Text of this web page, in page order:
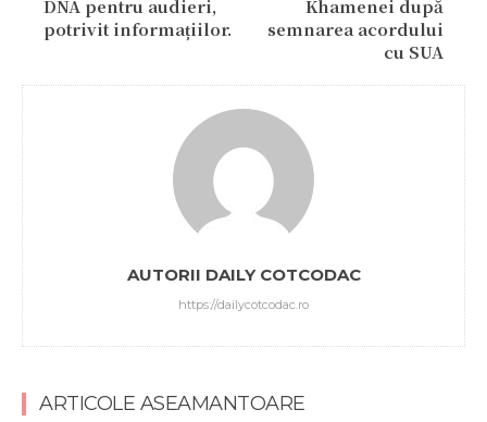
DNA pentru audieri,
potrivit informațiilor.
Khamenei după
semnarea acordului
cu SUA
AUTORII DAILY COTCODAC
https://dailycotcodac.ro
ARTICOLE ASEAMANTOARE